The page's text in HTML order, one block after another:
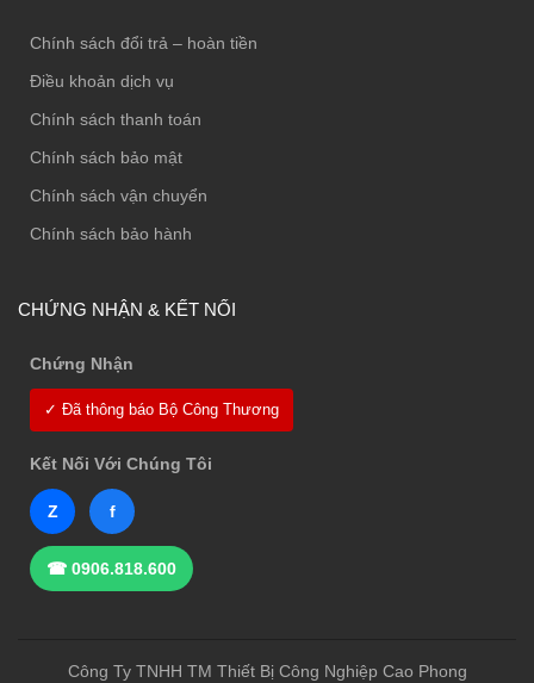
Chính sách đổi trả – hoàn tiền
Điều khoản dịch vụ
Chính sách thanh toán
Chính sách bảo mật
Chính sách vận chuyển
Chính sách bảo hành
CHỨNG NHẬN & KẾT NỐI
Chứng Nhận
✓ Đã thông báo Bộ Công Thương
Kết Nối Với Chúng Tôi
Z f
☎ 0906.818.600
Công Ty TNHH TM Thiết Bị Công Nghiệp Cao Phong